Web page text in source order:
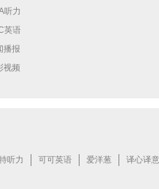
听力
英语
播报
视频